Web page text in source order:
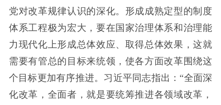
党对改革规律认识的深化。形成成熟定型的制度
体系工程极为宏大，要在国家治理体系和治理能
力现代化上形成总体效应、取得总体效果，这就
需要有管总的目标来统领，使各方面改革围绕这
个目标更加有序推进。习近平同志指出：“全面深
化改革，全面者，就是要统筹推进各领域改革，